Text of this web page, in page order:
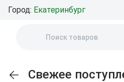
Город: Екатеринбург
Свежее